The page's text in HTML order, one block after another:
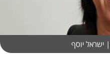
| ישראל יוסף